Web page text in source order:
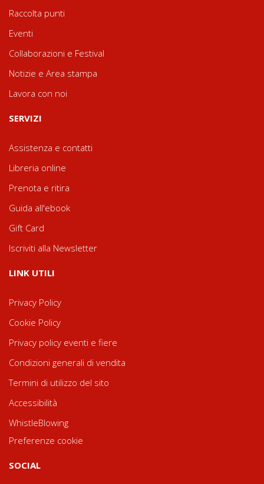
Raccolta punti
Eventi
Collaborazioni e Festival
Notizie e Area stampa
Lavora con noi
SERVIZI
Assistenza e contatti
Libreria online
Prenota e ritira
Guida all'ebook
Gift Card
Iscriviti alla Newsletter
LINK UTILI
Privacy Policy
Cookie Policy
Privacy policy eventi e fiere
Condizioni generali di vendita
Termini di utilizzo del sito
Accessibilità
WhistleBlowing
Preferenze cookie
SOCIAL